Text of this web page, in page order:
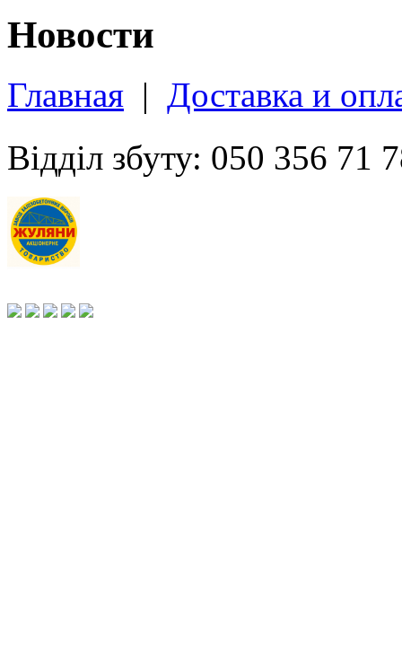
Новости
Главная | Доставка и
Відділ збуту: 050 356 71